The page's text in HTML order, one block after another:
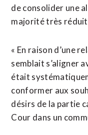
de consolider une
majorité très
« En raison d’une
semblait s’aligner
était
conformer aux
désirs de la partie
Cour dans un